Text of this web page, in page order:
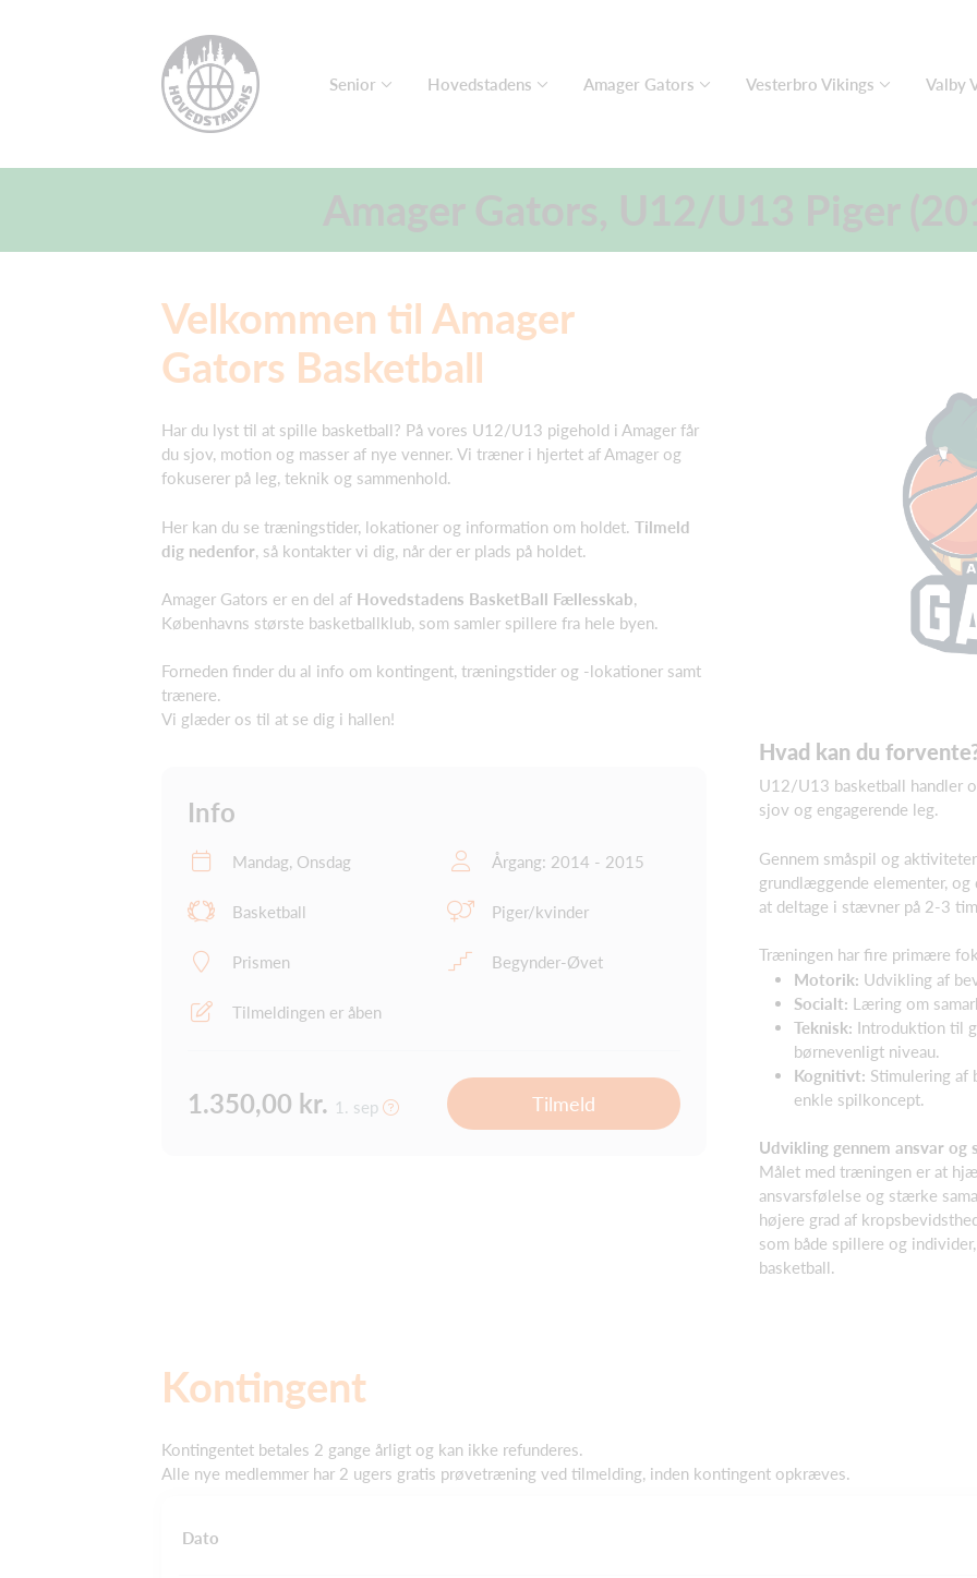
Senior Hovedstadens Amager Gators Vesterbro Vikings Valby
Velkommen til Amager
Gators Basketball
Har du lyst til at spille basketball? På vores U12/U13 pigehold i Amager får
du sjov, motion og masser af nye venner. Vi træner i hjertet af Amager og
fokuserer på leg, teknik og sammenhold.
Her kan du se træningstider, lokationer og information om holdet. Tilmeld
dig nedenfor , så kontakter vi dig, når der er plads på holdet.
Amager Gators er en del af Hovedstadens BasketBall Fællesskab,
Københavns største basketballklub, som samler spillere fra hele byen.
Forneden finder du al info om kontingent, træningstider og -lokationer samt
trænere.
Vi glæder os til at se dig i hallen!
Info
Mandag, Onsdag Årgang: 2014 - 2015
Basketball Piger/kvinder
Prismen Begynder-Øvet
Tilmeldingen er åben
1.350,00 kr. 1. sep Tilmeld
Hvad kan du
U12/U13 basketball handler
sjov og engagerende leg.
Gennem småspil og
grundlæggende elementer,
at deltage i stævner på 2-3
Træningen har fire primære
Motorik: Udvikling af
Socialt: Læring om
Teknisk: Introduktion til
børnevenligt niveau.
Kognitivt: Stimulering af
enkle spilkoncept.
Udvikling gennem ansvar og
Målet med træningen er at
ansvarsfølelse og stærke
højere grad af
som både spillere og
basketball.
Kontingent
Kontingentet betales 2 gange årligt og kan ikke refunderes.
Alle nye medlemmer har 2 ugers gratis prøvetræning ved tilmelding, inden kontingent opkræves.
Dato